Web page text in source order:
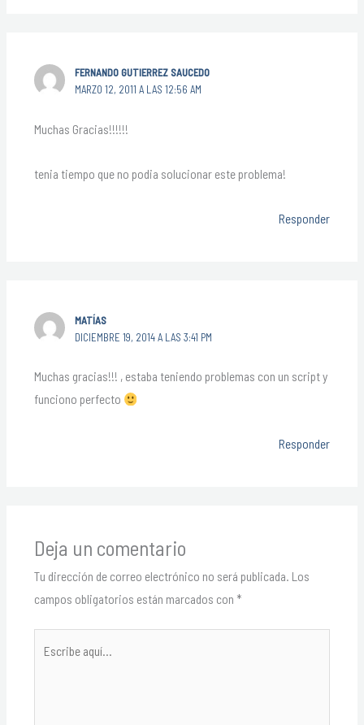
FERNANDO GUTIERREZ SAUCEDO
MARZO 12, 2011 A LAS 12:56 AM
Muchas Gracias!!!!!!
tenia tiempo que no podia solucionar este problema!
Responder
MATÍAS
DICIEMBRE 19, 2014 A LAS 3:41 PM
Muchas gracias!!! , estaba teniendo problemas con un script y
funciono perfecto
Responder
Deja un comentario
Tu dirección de correo electrónico no será publicada. Los
campos obligatorios están marcados con *